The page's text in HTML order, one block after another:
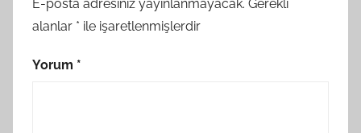
E-posta adresiniz yayınlanmayacak. Gerekli
alanlar * ile işaretlenmişlerdir
Yorum *